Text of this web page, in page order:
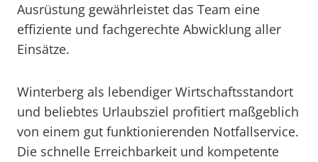
Ausrüstung gewährleistet das Team eine
effiziente und fachgerechte Abwicklung aller
Einsätze.
Winterberg als lebendiger Wirtschaftsstandort
und beliebtes Urlaubsziel profitiert maßgeblich
von einem gut funktionierenden Notfallservice.
Die schnelle Erreichbarkeit und kompetente